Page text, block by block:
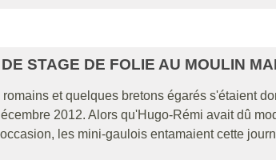
STAGE DE FOLIE AU MOULIN
romains et quelques bretons égarés s'étaient
2012. Alors qu'Hugo-Rémi avait dû
les mini-gaulois entamaient cette